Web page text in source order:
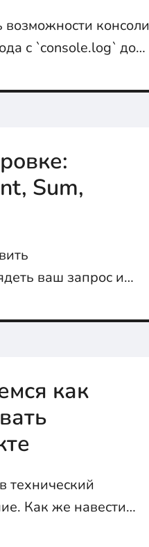
консоли
с `console.log` до
Sum,
ваш запрос и
как
технический